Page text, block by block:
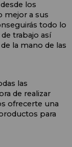
mejor a sus
todo lo
trabajo así
la mano de las
las
de realizar
ofrecerte una
para